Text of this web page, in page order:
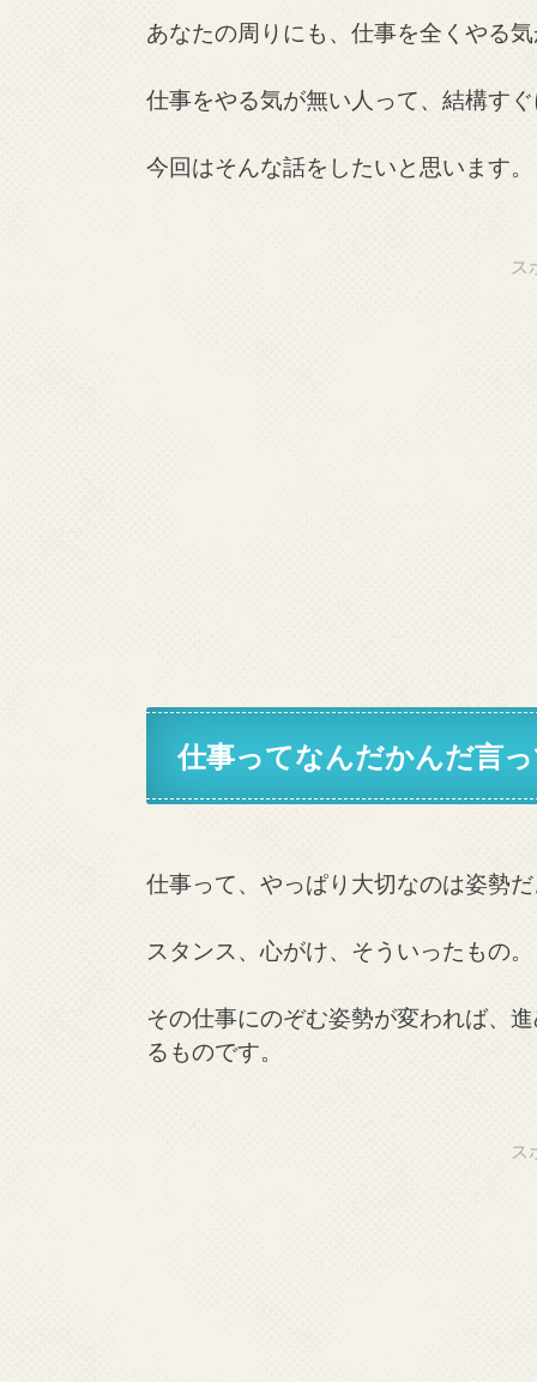
あなたの周りにも、仕事を全くやる
仕事をやる気が無い人って、結構す
今回はそんな話をしたいと思います。
ス
仕事ってなんだかんだ言
仕事って、やっぱり大切なのは姿勢
スタンス、心がけ、そういったもの。
その仕事にのぞむ姿勢が変われば、
るものです。
ス